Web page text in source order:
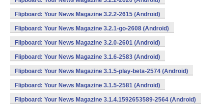
Flipboard: Your News Magazine 3.2.2-2615 (Android)
Flipboard: Your News Magazine 3.2.1-go-2608 (Android)
Flipboard: Your News Magazine 3.2.0-2601 (Android)
Flipboard: Your News Magazine 3.1.6-2583 (Android)
Flipboard: Your News Magazine 3.1.5-play-beta-2574 (Android)
Flipboard: Your News Magazine 3.1.5-2581 (Android)
Flipboard: Your News Magazine 3.1.4.1592653589-2564 (Android)